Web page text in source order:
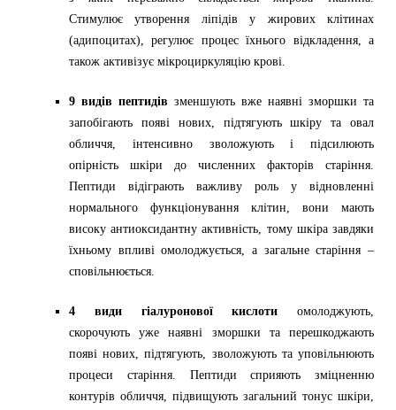
Стимулює утворення ліпідів у жирових клітинах
(адипоцитах), регулює процес їхнього відкладення, а
також активізує мікроциркуляцію крові.
9 видів пептидів зменшують вже наявні зморшки та
запобігають появі нових, підтягують шкіру та овал
обличчя, інтенсивно зволожують і підсилюють
опірність шкіри до численних факторів старіння.
Пептиди відіграють важливу роль у відновленні
нормального функціонування клітин, вони мають
високу антиоксидантну активність, тому шкіра завдяки
їхньому впливі омолоджується, а загальне старіння –
сповільнюється.
4 види гіалуронової кислоти омолоджують,
скорочують уже наявні зморшки та перешкоджають
появі нових, підтягують, зволожують та уповільнюють
процеси старіння. Пептиди сприяють зміцненню
контурів обличчя, підвищують загальний тонус шкіри,